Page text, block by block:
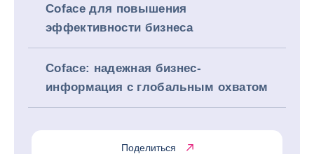
Coface для повышения
эффективности бизнеса
Coface: надежная бизнес-
информация с глобальным охватом
Поделиться